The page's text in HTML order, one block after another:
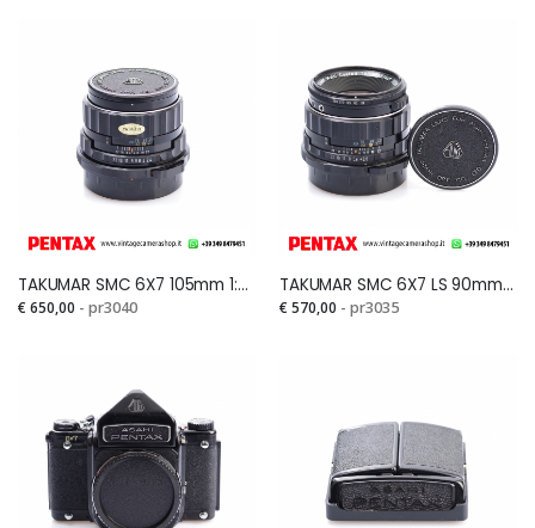
TAKUMAR SMC 6X7 105mm 1:2,4Si
€ 650,00 - pr3040
TAKUMAR SMC 6X7 LS 90mm 1:2,8 ASAHISi
€ 570,00 - pr3035